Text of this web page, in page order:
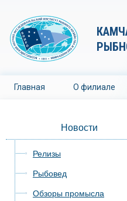
Главная О филиале
Новости
Релизы
Рыбовед
Обзоры промысла